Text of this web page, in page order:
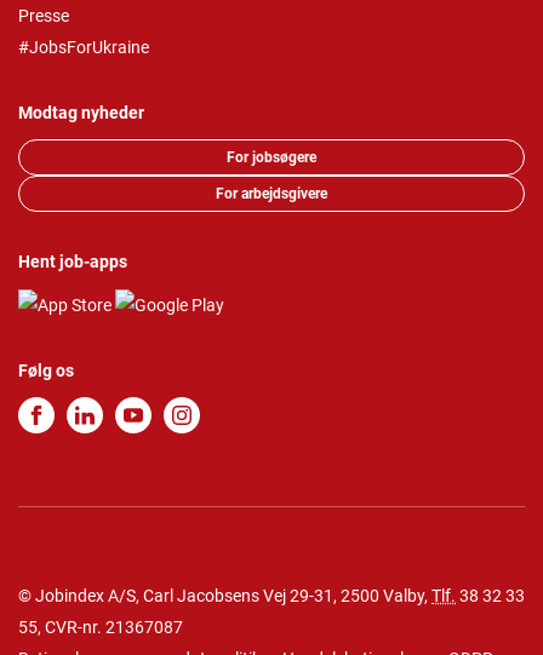
Presse
#JobsForUkraine
Modtag nyheder
For jobsøgere
For arbejdsgivere
Hent job-apps
Følg os
© Jobindex A/S, Carl Jacobsens Vej 29-31, 2500 Valby, Tlf. 38 32 33
55, CVR-nr. 21367087